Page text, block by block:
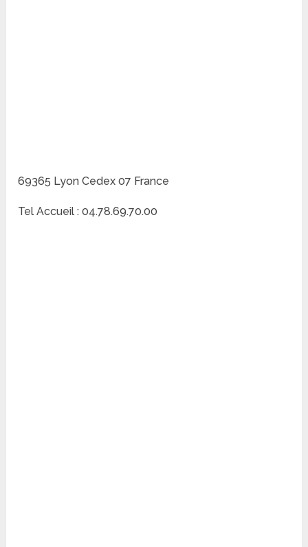
69365 Lyon Cedex 07 France
Tel Accueil : 04.78.69.70.00